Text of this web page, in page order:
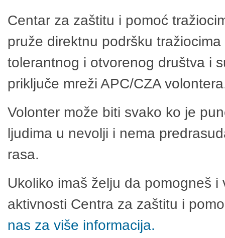
Centar za zaštitu i pomoć
pruže direktnu podršku
tolerantnog i otvorenog društva i
priključe mreži APC/CZA
Volonter može biti svako ko je
ljudima u nevolji i nema
rasa.
Ukoliko imaš želju da pomogneš
aktivnosti Centra za zaštitu i
nas za više informacija.